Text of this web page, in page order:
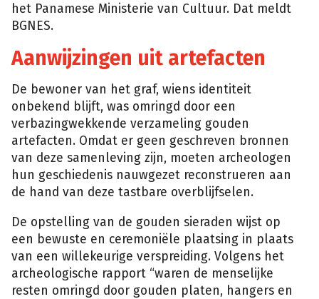
het Panamese Ministerie van Cultuur. Dat meldt
BGNES.
Aanwijzingen uit artefacten
De bewoner van het graf, wiens identiteit
onbekend blijft, was omringd door een
verbazingwekkende verzameling gouden
artefacten. Omdat er geen geschreven bronnen
van deze samenleving zijn, moeten archeologen
hun geschiedenis nauwgezet reconstrueren aan
de hand van deze tastbare overblijfselen.
De opstelling van de gouden sieraden wijst op
een bewuste en ceremoniële plaatsing in plaats
van een willekeurige verspreiding. Volgens het
archeologische rapport “waren de menselijke
resten omringd door gouden platen, hangers en